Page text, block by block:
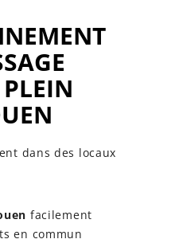
dans des locaux
facilement
en commun